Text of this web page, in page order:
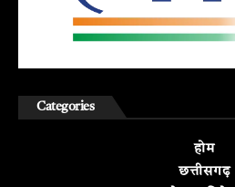
Categories
होम
छत्तीसगढ़